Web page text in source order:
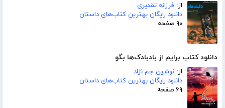
از: فرزانه تقدیری
دانلود رایگان بهترین کتاب‌های داستان
۹۰ صفحه
دانلود کتاب برایم از بادبادک‌ها بگو
از: نوشین جم نژاد
دانلود رایگان بهترین کتاب‌های داستان
۶۹ صفحه